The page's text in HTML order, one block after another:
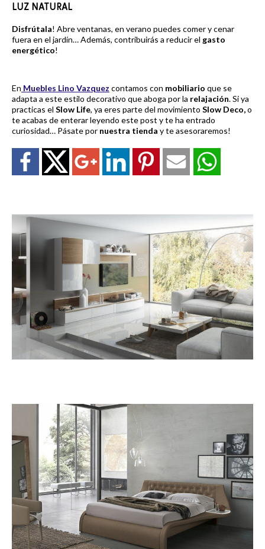
LUZ NATURAL
Disfrútala! Abre ventanas, en verano puedes comer y cenar
fuera en el jardín… Además, contribuirás a reducir el gasto
energético!
En Muebles Lino Vazquez contamos con mobiliario que se
adapta a este estilo decorativo que aboga por la relajación. Si ya
practicas el Slow Life, ya eres parte del movimiento Slow Deco,o
te acabas de enterar leyendo este post y te ha entrado
curiosidad… Pásate por nuestra tienda y te asesoraremos!